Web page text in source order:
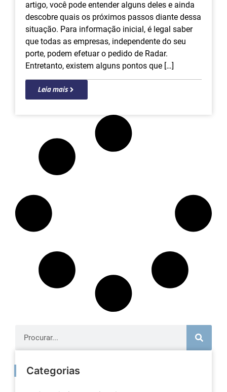
artigo, você pode entender alguns deles e ainda
descobre quais os próximos passos diante dessa
situação. Para informação inicial, é legal saber
que todas as empresas, independente do seu
porte, podem efetuar o pedido de Radar.
Entretanto, existem alguns pontos que […]
Leia mais
Categorias